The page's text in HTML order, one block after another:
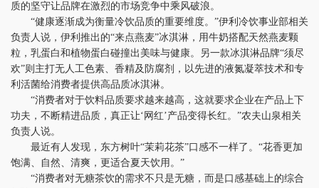
质的坚守让品牌在激烈的市场竞争中乘风破浪。
“健康逐渐成为衡量冷饮品质的重要维度。”伊利冷饮事业部相关
负责人说，伊利推出的“来点燕麦”冰淇淋，用牛奶搭配天然燕麦颗
粒，乳蛋白和植物蛋白碰撞出美味与健康。另一款冰淇淋品牌“须尽
欢”则主打无人工色素、香精及防腐剂，以先进的液氮凝萃技术和专
利活菌给消费者提供高品质冰淇淋。
“消费者对于饮料品质要求越来越高，这就要求企业在产品上下
功夫，不断精进品质，真正让‘网红’产品变得长红。”农夫山泉相关
负责人说。
最近有人发现，东方树叶“茉莉花茶”口感不一样了。“花香更加
饱满、自然、清爽，更适合夏天饮用。”
“消费者对无糖茶饮的需求不只是无糖，而是口感基础上的综合